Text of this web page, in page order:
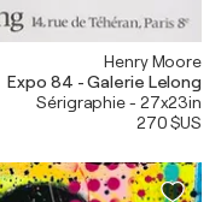
Henry Moore
Expo 84 - Galerie Lelong
Sérigraphie - 27x23in
270 $US